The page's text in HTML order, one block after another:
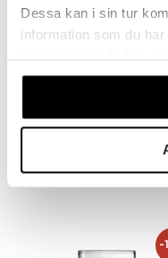
Dessa kan i sin tur
information som du
våra cookies vid
Chateau -olutlasi 63cl (50cl)
37,99 €
-